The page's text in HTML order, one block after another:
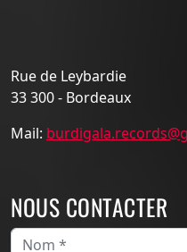
Rue de Leybardie
33 300 - Bordeaux
Mail:
NOUS CONTACTER